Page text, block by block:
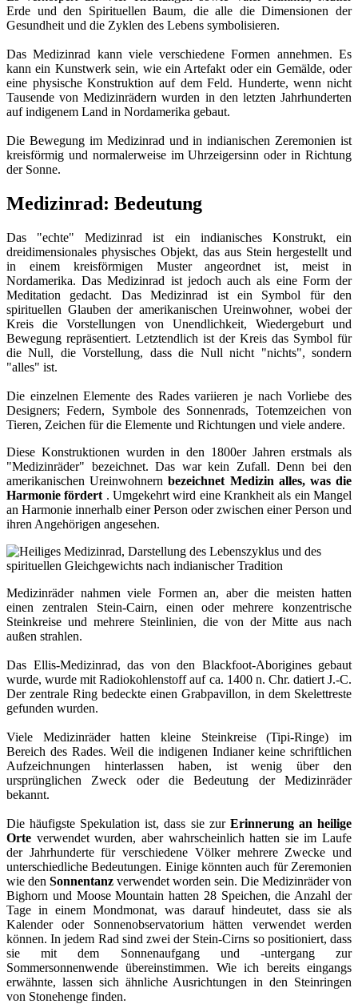
Erde und den Spirituellen Baum, die alle die Dimensionen der
Gesundheit und die Zyklen des Lebens symbolisieren.
Das Medizinrad kann viele verschiedene Formen annehmen. Es
kann ein Kunstwerk sein, wie ein Artefakt oder ein Gemälde, oder
eine physische Konstruktion auf dem Feld. Hunderte, wenn nicht
Tausende von Medizinrädern wurden in den letzten Jahrhunderten
auf indigenem Land in Nordamerika gebaut.
Die Bewegung im Medizinrad und in indianischen Zeremonien ist
kreisförmig und normalerweise im Uhrzeigersinn oder in Richtung
der Sonne.
Medizinrad: Bedeutung
Das "echte" Medizinrad ist ein indianisches Konstrukt, ein
dreidimensionales physisches Objekt, das aus Stein hergestellt und
in einem kreisförmigen Muster angeordnet ist, meist in
Nordamerika. Das Medizinrad ist jedoch auch als eine Form der
Meditation gedacht. Das Medizinrad ist ein Symbol für den
spirituellen Glauben der amerikanischen Ureinwohner, wobei der
Kreis die Vorstellungen von Unendlichkeit, Wiedergeburt und
Bewegung repräsentiert. Letztendlich ist der Kreis das Symbol für
die Null, die Vorstellung, dass die Null nicht "nichts", sondern
"alles" ist.
Die einzelnen Elemente des Rades variieren je nach Vorliebe des
Designers; Federn, Symbole des Sonnenrads, Totemzeichen von
Tieren, Zeichen für die Elemente und Richtungen und viele andere.
Diese Konstruktionen wurden in den 1800er Jahren erstmals als
"Medizinräder" bezeichnet. Das war kein Zufall. Denn bei den
amerikanischen Ureinwohnernbezeichnet Medizin alles, was die
Harmonie fördert . Umgekehrt wird eine Krankheit als ein Mangel
an Harmonie innerhalb einer Person oder zwischen einer Person und
ihren Angehörigen angesehen.
Medizinräder nahmen viele Formen an, aber die meisten hatten
einen zentralen Stein-Cairn, einen oder mehrere konzentrische
Steinkreise und mehrere Steinlinien, die von der Mitte aus nach
außen strahlen.
Das Ellis-Medizinrad, das von den Blackfoot-Aborigines gebaut
wurde, wurde mit Radiokohlenstoff auf ca. 1400 n. Chr. datiert J.-C.
Der zentrale Ring bedeckte einen Grabpavillon, in dem Skelettreste
gefunden wurden.
Viele Medizinräder hatten kleine Steinkreise (Tipi-Ringe) im
Bereich des Rades. Weil die indigenen Indianer keine schriftlichen
Aufzeichnungen hinterlassen haben, ist wenig über den
ursprünglichen Zweck oder die Bedeutung der Medizinräder
bekannt.
Die häufigste Spekulation ist, dass sie zur Erinnerung an heilige
Orte verwendet wurden, aber wahrscheinlich hatten sie im Laufe
der Jahrhunderte für verschiedene Völker mehrere Zwecke und
unterschiedliche Bedeutungen. Einige könnten auch für Zeremonien
wie den Sonnentanz verwendet worden sein. Die Medizinräder von
Bighorn und Moose Mountain hatten 28 Speichen, die Anzahl der
Tage in einem Mondmonat, was darauf hindeutet, dass sie als
Kalender oder Sonnenobservatorium hätten verwendet werden
können. In jedem Rad sind zwei der Stein-Cirns so positioniert, dass
sie mit dem Sonnenaufgang und -untergang zur
Sommersonnenwende übereinstimmen. Wie ich bereits eingangs
erwähnte, lassen sich ähnliche Ausrichtungen in den Steinringen
von Stonehenge finden.